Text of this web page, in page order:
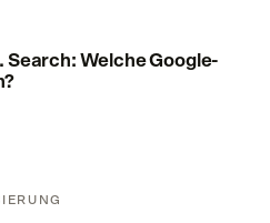
Search: Welche Google-